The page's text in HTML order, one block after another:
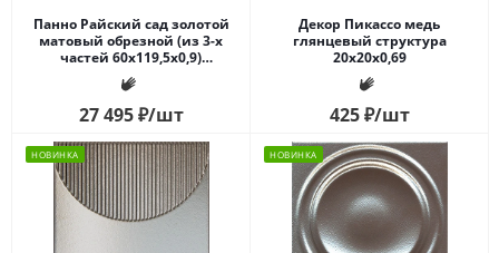
Панно Райский сад золотой
матовый обрезной (из 3-х
частей 60x119,5x0,9)
180x119,5x0,9
27 495₽/шт
Декор Пикассо медь
глянцевый структура
20x20x0,69
425₽/шт
НОВИНКА НОВИНКА